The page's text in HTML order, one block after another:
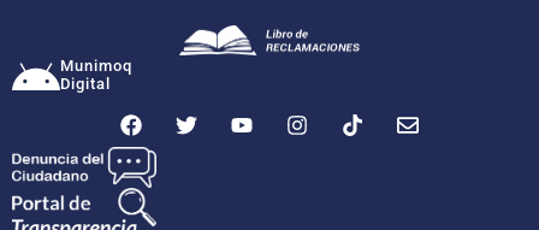
Munimoq
Digital